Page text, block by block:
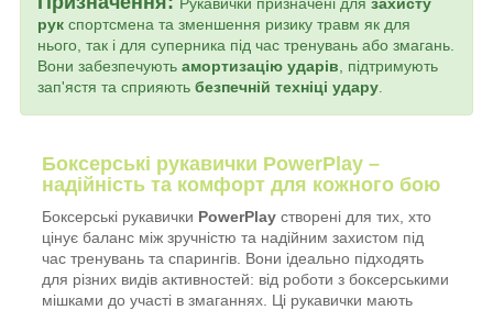
рук спортсмена та зменшення ризику травм як для
нього, так і для суперника під час тренувань або змагань.
Вони забезпечують амортизацію ударів , підтримують
зап'ястя та сприяють безпечній техніці удару
Боксерські рукавички PowerPlay –
надійність та комфорт для кожного бою
Боксерські рукавички PowerPlay створені для тих, хто
цінує баланс між зручністю та надійним захистом під
час тренувань та спарингів. Вони ідеально підходять
для різних видів активностей: від роботи з боксерськими
мішками до участі в змаганнях. Ці рукавички мають